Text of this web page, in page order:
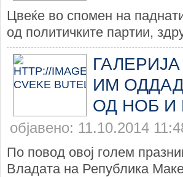
Цвеќе во спомен на
од политичките партии,
ИМ
ОД НОБ И
објавено: 11.10.2014
По повод овој голем
Владата на Република